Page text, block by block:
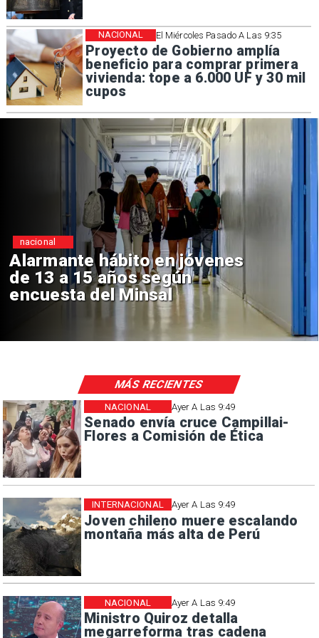
El Miércoles Pasado A Las 9:35
Proyecto de Gobierno amplía
beneficio para comprar primera
vivienda: tope a 6.000 UF y 30 mil
cupos
NACIONAL
Aprueban creación del Parque
Sebastián Piñera con inversión
de $4 mil millones
Regiones
Ayer A Las 9:49
Senado envía cruce Campillai-
Flores a Comisión de Ética
NACIONAL
Ayer A Las 9:49
Joven chileno muere escalando
montaña más alta de Perú
INTERNACIONAL
Ayer A Las 9:49
Ministro Quiroz detalla
megarreforma tras cadena
NACIONAL
MÁS RECIENTES